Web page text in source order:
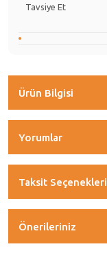
Tavsiye Et
Ürün Bilgisi
Yorumlar
Taksit Seçenekleri
Önerileriniz